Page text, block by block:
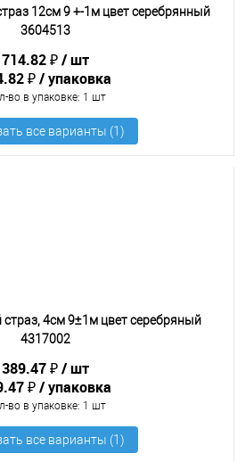
12см 9 +-1м цвет серебрянный
3604513
714.82 ₽
шт
₽
упаковка
во в упаковке: 1 шт
4см 9±1м цвет серебряный
4317002
389.47 ₽
шт
₽
упаковка
во в упаковке: 1 шт